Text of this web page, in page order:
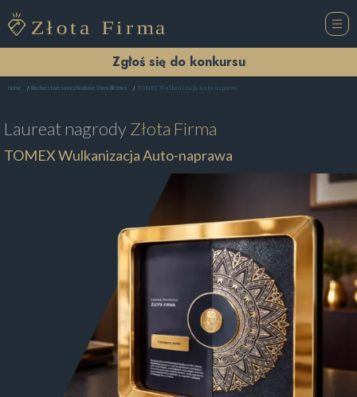
Zgłoś się do konkursu
Home Blacharstwo samochodowe Stara Błotnica TOMEX Wulkanizacja Auto-naprawa
Laureat nagrodyZłota Firma
TOMEX Wulkanizacja Auto-naprawa